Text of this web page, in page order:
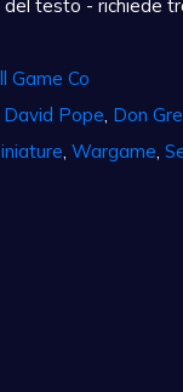
testo - richiede
Game Co
David Pope Don
Wargame